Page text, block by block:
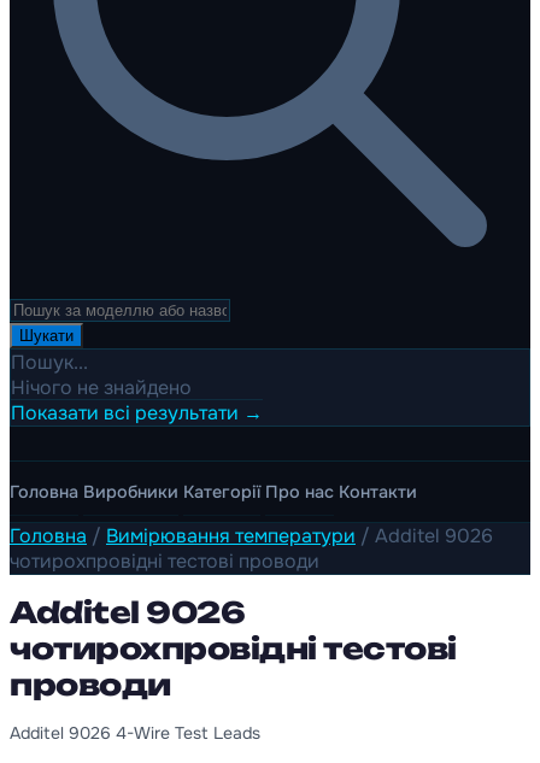
Шукати
Пошук...
Нічого не знайдено
Показати всі результати →
Головна Виробники Категорії Про нас Контакти
Головна / Вимірювання температури / Additel 9026
чотирохпровідні тестові проводи
Additel 9026
чотирохпровідні тестові
проводи
Additel 9026 4-Wire Test Leads